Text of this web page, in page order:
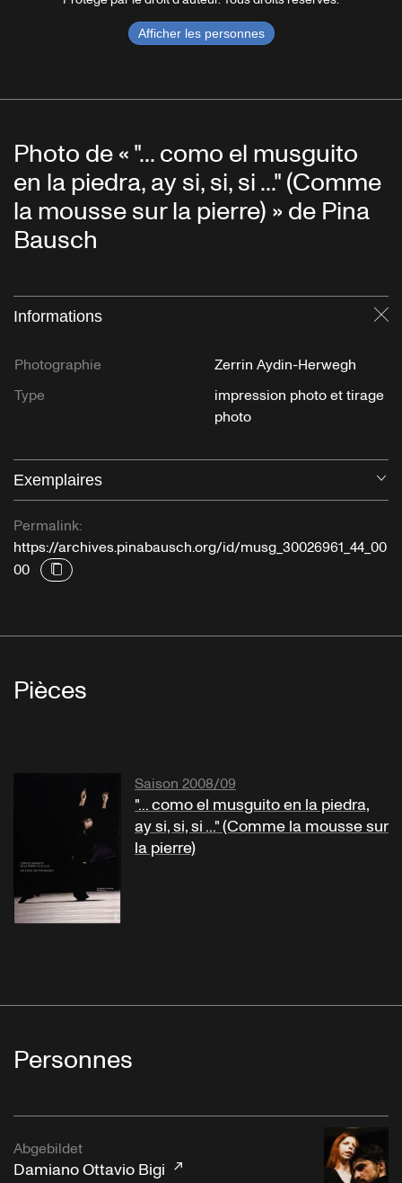
Afficher les personnes
Photo de « "... como el musguito
en la piedra, ay si, si, si ..." (Comme
la mousse sur la pierre) » de Pina
Bausch
Informations
Photographie
Zerrin Aydin-Herwegh
Type
impression photo et tirage
photo
Exemplaires
Permalink:
https://archives.pinabausch.org/id/musg_30026961_44_00
00
Pièces
Saison 2008/09
"... como el musguito en la piedra,
ay si, si, si ..." (Comme la mousse sur
la pierre)
Personnes
Abgebildet
Damiano Ottavio Bigi